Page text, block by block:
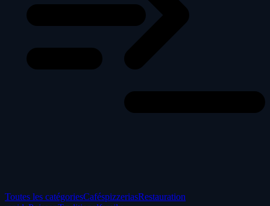
Toutes les catégoriesCaféspizzeriasRestauration